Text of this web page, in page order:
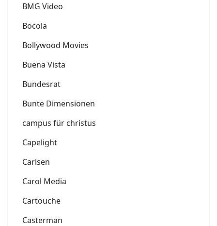
BMG Video
Bocola
Bollywood Movies
Buena Vista
Bundesrat
Bunte Dimensionen
campus für christus
Capelight
Carlsen
Carol Media
Cartouche
Casterman